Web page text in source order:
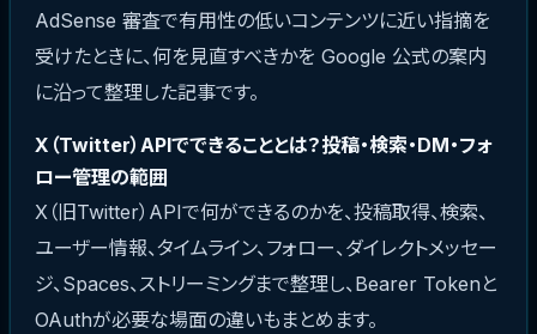
AdSense 審査で有用性の低いコンテンツに近い指摘を
受けたときに、何を見直すべきかを Google 公式の案内
に沿って整理した記事です。
X（Twitter）APIでできることとは？投稿・検索・DM・フォ
ロー管理の範囲
X（旧Twitter）APIで何ができるのかを、投稿取得、検索、
ユーザー情報、タイムライン、フォロー、ダイレクトメッセー
ジ、Spaces、ストリーミングまで整理し、Bearer Tokenと
OAuthが必要な場面の違いもまとめます。